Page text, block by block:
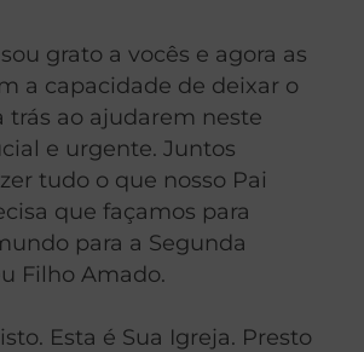
grato a vocês e agora as
a capacidade de deixar o
trás ao ajudarem neste
e urgente. Juntos
tudo o que nosso Pai
que façamos para
para a Segunda
Filho Amado.
Esta é Sua Igreja. Presto